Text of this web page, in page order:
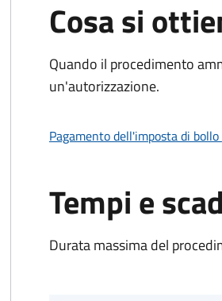
Cosa si
Quando il procedimento
un'autorizzazione.
Pagamento dell'imposta di
Tempi e
Durata massima del